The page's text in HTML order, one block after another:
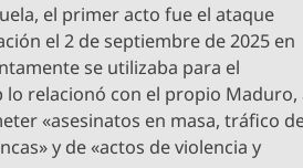
el primer acto fue el ataque
el 2 de septiembre de 2025 en
se utilizaba para el
relacionó con el propio Maduro,
«asesinatos en masa, tráfico
y de «actos de violencia y